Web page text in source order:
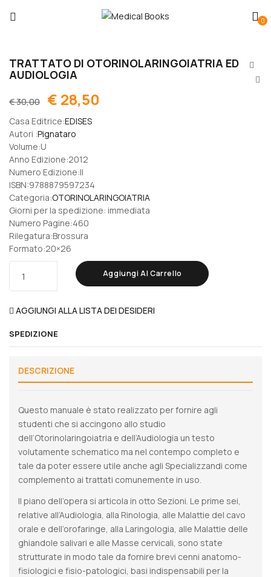
0
TRATTATO DI OTORINOLARINGOIATRIA ED
AUDIOLOGIA
€30,00 € 28,50
Casa Editrice:EDISES
Autori :Pignataro
Volume:U
Anno Edizione:2012
Numero Edizione:II
ISBN:9788879597234
Categoria:OTORINOLARINGOIATRIA
Giorni per la spedizione: immediata
Numero Pagine:460
Rilegatura:Brossura
Formato:20×26
Aggiungi Al Carrello
AGGIUNGI ALLA LISTA DEI DESIDERI
SPEDIZIONE
DESCRIZIONE
Questo manuale è stato realizzato per fornire agli
studenti che si accingono allo studio
dell’Otorinolaringoiatria e dell’Audiologia un testo
volutamente schematico ma nel contempo completo e
tale da poter essere utile anche agli Specializzandi come
complemento ai trattati comunemente in uso.
Il piano dell’opera si articola in otto Sezioni. Le prime sei,
relative all’Audiologia, alla Rinologia, alle Malattie del cavo
orale e dell’orofaringe, alla Laringologia, alle Malattie delle
ghiandole salivari e alle Masse cervicali, sono state
strutturate in modo tale da fornire brevi cenni anatomo-
fisiologici e fisio-patologici, basi indispensabili per la